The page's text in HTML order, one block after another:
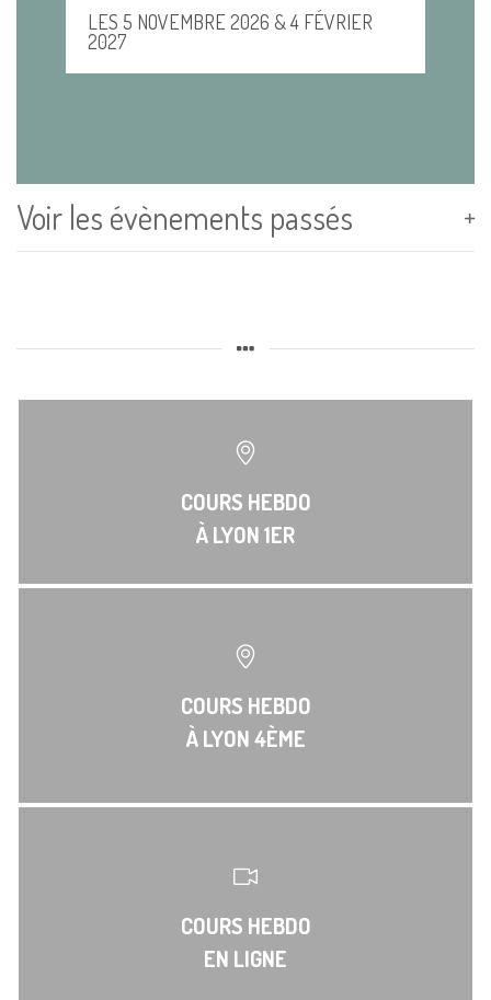
LES 5 NOVEMBRE 2026 & 4 FÉVRIER
2027
Voir les évènements passés
COURS HEBDO
À LYON 1ER
COURS HEBDO
À LYON 4ÈME
COURS HEBDO
EN LIGNE